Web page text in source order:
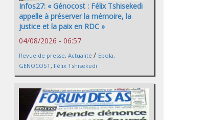
Infos27: « Génocost : Félix Tshisekedi
appelle à préserver la mémoire, la
justice et la paix en RDC »
04/08/2026 - 06:57
Revue de presse, Actualité / Ebola,
GENOCOST, Félix Tshisekedi